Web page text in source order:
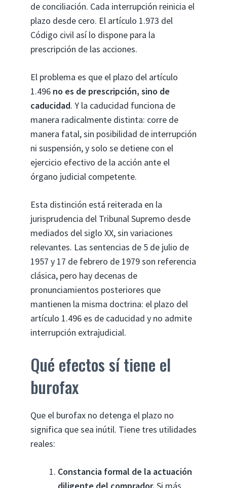
de conciliación. Cada interrupción reinicia el
plazo desde cero. El artículo 1.973 del
Código civil así lo dispone para la
prescripción de las acciones.
El problema es que el plazo del artículo
1.496 no es de prescripción, sino de
caducidad. Y la caducidad funciona de
manera radicalmente distinta: corre de
manera fatal, sin posibilidad de interrupción
ni suspensión, y solo se detiene con el
ejercicio efectivo de la acción ante el
órgano judicial competente.
Esta distinción está reiterada en la
jurisprudencia del Tribunal Supremo desde
mediados del siglo XX, sin variaciones
relevantes. Las sentencias de 5 de julio de
1957 y 17 de febrero de 1979 son referencia
clásica, pero hay decenas de
pronunciamientos posteriores que
mantienen la misma doctrina: el plazo del
artículo 1.496 es de caducidad y no admite
interrupción extrajudicial.
Qué efectos sí tiene el
burofax
Que el burofax no detenga el plazo no
significa que sea inútil. Tiene tres utilidades
reales:
Constancia formal de la actuación